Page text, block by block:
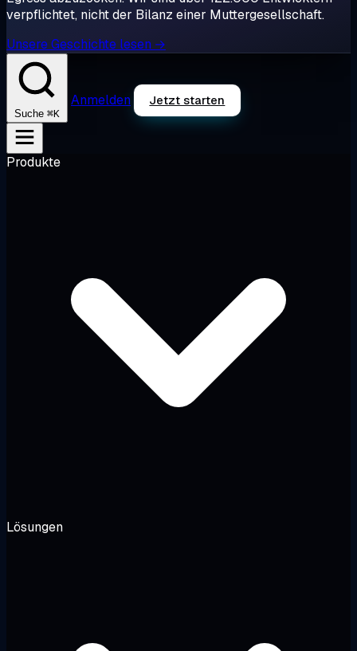
verpflichtet, nicht der Bilanz einer Muttergesellschaft.
Unsere Geschichte lesen →
Suche ⌘K
Anmelden Jetzt starten
Produkte
Lösungen